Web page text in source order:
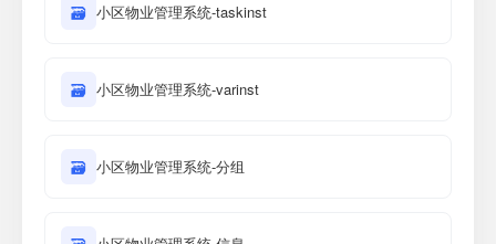
🗃 小区物业管理系统-taskinst
🗃 小区物业管理系统-varinst
🗃 小区物业管理系统-分组